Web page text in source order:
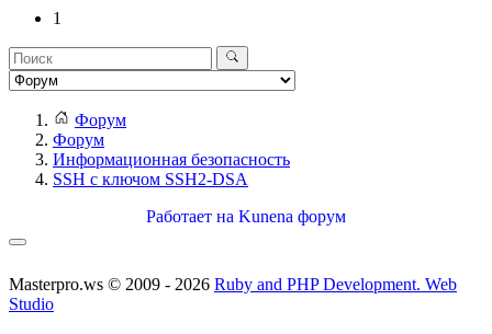
1
Форум
Форум
Информационная безопасность
SSH с ключом SSH2-DSA
Работает на Kunena форум
Masterpro.ws © 2009 - 2026 Ruby and PHP Development. Web
Studio